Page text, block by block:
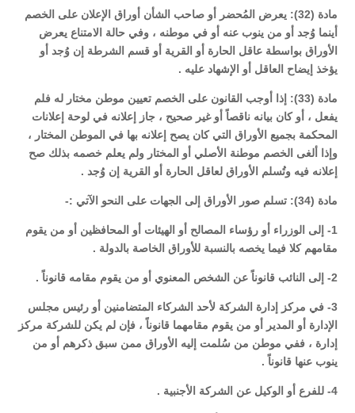
مادة (32): يعرض المُحضر أو صاحب الشأن أوراق الإعلان على الخصم
أينما وُجد أو من ينوب عنه أو في موطنه ، وفي حالة الامتناع يعرض
الأوراق بواسطة عاقل الحارة أو القرية أو قسم الشرطة إن وُجد أو
يؤخذ إيضاح العاقل أو الإشهاد عليه .
مادة (33): إذا أوجب القانون على الخصم تعيين موطن مختار له فلم
يفعل ، أو كان بيانه ناقصاً أو غير صحيح ، جاز إعلانه في لوحة إعلانات
المحكمة بجميع الأوراق التي كان يصح إعلانه بها في الموطن المختار ،
وإذا ألغى الخصم موطنة الأصلي أو المختار ولم يعلم خصمه بذلك صح
إعلانه فيه وتُسلم الأوراق لعاقل الحارة أو القرية إن وُجد .
مادة (34): تسلم صور الأوراق إلى الجهات على النحو الآتي :-
1- إلى الوزراء أو رؤساء المصالح أو الهيئات أو المحافظين أو من يقوم
مقامهم كلا فيما يخصه بالنسبة للأوراق الخاصة بالدولة .
2- إلى النائب قانوناً عن الشخص المعنوي أو من يقوم مقامه قانوناً .
3- في مركز إدارة الشركة لأحد الشركاء المتضامنين أو رئيس مجلس
الإدارة أو المدير أو من يقوم مقامهما قانوناً ، فإن لم يكن للشركة مركز
إدارة ، ففي موطن من سُلمت إليه الأوراق ممن سبق ذكرهم أو من
ينوب عنها قانوناً .
4- للفرع أو الوكيل عن الشركة الأجنبية .